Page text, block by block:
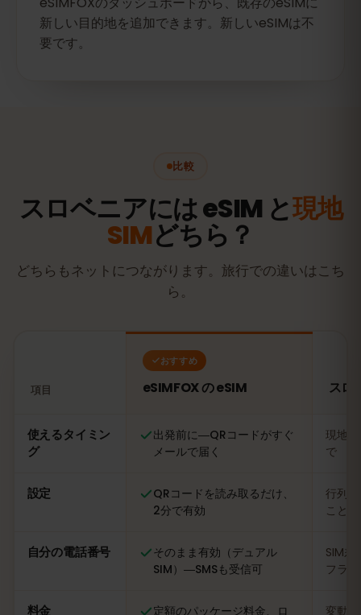
新しい目的地を追加できます。新しいeSIMは不
要です。
比較
スロベニアには eSIM と現地
SIMどちら？
どちらもネットにつながります。旅行での違いはこち
ら。
項目
おすすめ
eSIMFOX の eSIM スロ
使えるタイミン
グ
出発前に―QRコードがすぐ
メールで届く
現地
で
設定
QRコードを読み取るだけ、
2分で有効
行列
ことも
自分の電話番号
そのまま有効（デュアル
SIM）―SMSも受信可
SIM
フラ
料金 定額のパッケージ料金、ロ 変動